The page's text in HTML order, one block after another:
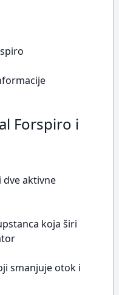
Forspiro i
dve aktivne
koja širi
smanjuje otok i